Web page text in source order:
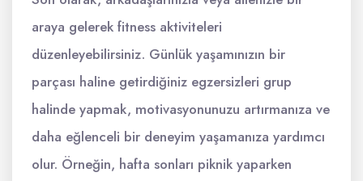
araya gelerek fitness aktiviteleri
düzenleyebilirsiniz. Günlük yaşamınızın bir
parçası haline getirdiğiniz egzersizleri grup
halinde yapmak, motivasyonunuzu artırmanıza ve
daha eğlenceli bir deneyim yaşamanıza yardımcı
olur. Örneğin, hafta sonları piknik yaparken